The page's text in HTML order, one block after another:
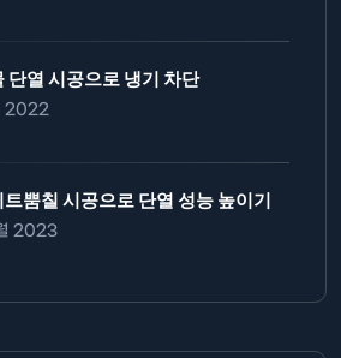
단열 시공으로 냉기 차단
2022
뿜칠 시공으로 단열 성능 높이기
2023